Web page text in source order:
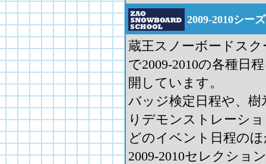
2009-2010シー
蔵王スノーボードスク
で2009-2010の各種日
開しています。
バッジ検定日程や、樹
りデモンストレーシ
どのイベント日程の
2009-2010セレクショ